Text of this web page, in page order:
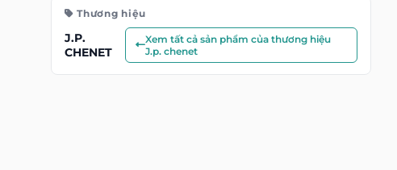
Thương hiệu
J.P.
CHENET
Xem tất cả sản phẩm của thương hiệu
J.p. chenet